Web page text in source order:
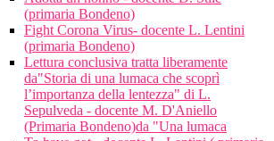
(primaria Bondeno)
Fight Corona Virus- docente L. Lentini
(primaria Bondeno)
Lettura conclusiva tratta liberamente
da"Storia di una lumaca che scoprì
l’importanza della lentezza" di L.
Sepulveda - docente M. D'Aniello
(Primaria Bondeno)da "Una lumaca